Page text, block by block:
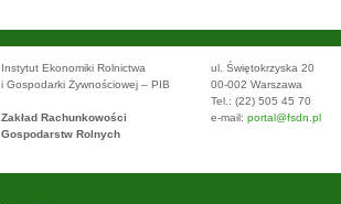
Instytut Ekonomiki Rolnictwa
i Gospodarki Żywnościowej – PIB
Zakład Rachunkowości
Gospodarstw Rolnych
ul. Świętokrzyska 20
00-002 Warszawa
Tel.: (22) 505 45 70
e-mail: portal@fsdn.pl